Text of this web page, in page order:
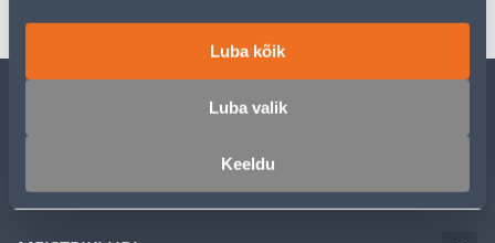
Luba kõik
Luba valik
Keeldu
TEENUSED